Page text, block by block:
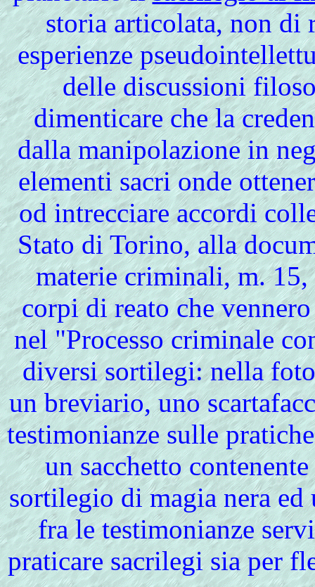
storia articolata, non di
esperienze
delle discussioni
dimenticare che la
dalla manipolazione in
elementi sacri onde
od intrecciare accordi
Stato di Torino, alla
materie criminali, m.
corpi di reato che
nel "Processo criminale
diversi sortilegi: nella
un breviario, uno
testimonianze sulle
un sacchetto
sortilegio di magia nera ed
fra le testimonianze
praticare sacrilegi sia per